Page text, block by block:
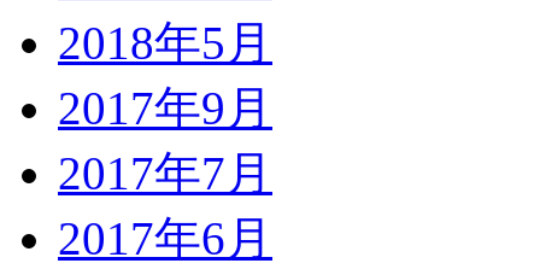
2018年5月
2017年9月
2017年7月
2017年6月